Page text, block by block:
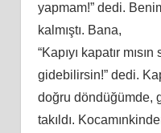
yapmam!” dedi.
kalmıştı. Bana,
“Kapıyı kapatır
gidebilirsin!” dedi.
doğru döndüğümde,
takıldı.